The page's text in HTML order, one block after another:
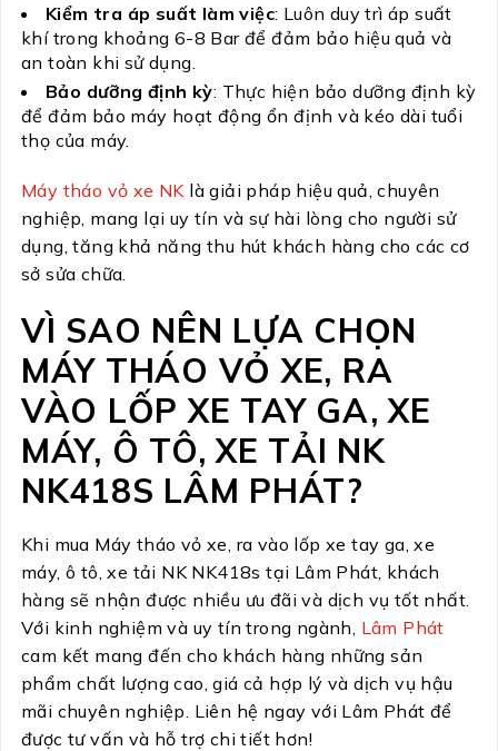
Kiểm tra áp suất làm việc: Luôn duy trì áp suất
khí trong khoảng 6-8 Bar để đảm bảo hiệu quả và
an toàn khi sử dụng.
Bảo dưỡng định kỳ: Thực hiện bảo dưỡng định kỳ
để đảm bảo máy hoạt động ổn định và kéo dài tuổi
thọ của máy.
Máy tháo vỏ xe NK là giải pháp hiệu quả, chuyên
nghiệp, mang lại uy tín và sự hài lòng cho người sử
dụng, tăng khả năng thu hút khách hàng cho các cơ
sở sửa chữa.
VÌ SAO NÊN LỰA CHỌN
MÁY THÁO VỎ XE, RA
VÀO LỐP XE TAY GA, XE
MÁY, Ô TÔ, XE TẢI NK
NK418S LÂM PHÁT?
Khi mua Máy tháo vỏ xe, ra vào lốp xe tay ga, xe
máy, ô tô, xe tải NK NK418s tại Lâm Phát, khách
hàng sẽ nhận được nhiều ưu đãi và dịch vụ tốt nhất.
Với kinh nghiệm và uy tín trong ngành, Lâm Phát
cam kết mang đến cho khách hàng những sản
phẩm chất lượng cao, giá cả hợp lý và dịch vụ hậu
mãi chuyên nghiệp. Liên hệ ngay với Lâm Phát để
được tư vấn và hỗ trợ chi tiết hơn!